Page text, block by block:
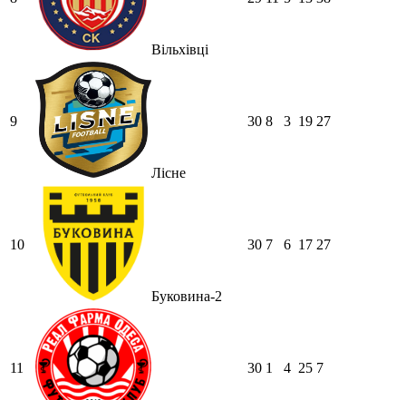
Вільхівці
9
Лісне
30 8 3 19 27
10
Буковина-2
30 7 6 17 27
11 30 1 4 25 7